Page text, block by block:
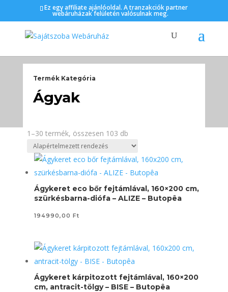
Ez egy affiliate ajánlóoldal. A tranzakciók partner
webáruházak felületén valósulnak meg.
Termék Kategória
Ágyak
1–30 termék, összesen 103 db
Ágykeret eco bőr fejtámlával, 160×200 cm,
szürkésbarna-diófa – ALIZE – Butopêa
194990,00 Ft
Ágykeret kárpitozott fejtámlával, 160×200
cm, antracit-tölgy – BISE – Butopêa